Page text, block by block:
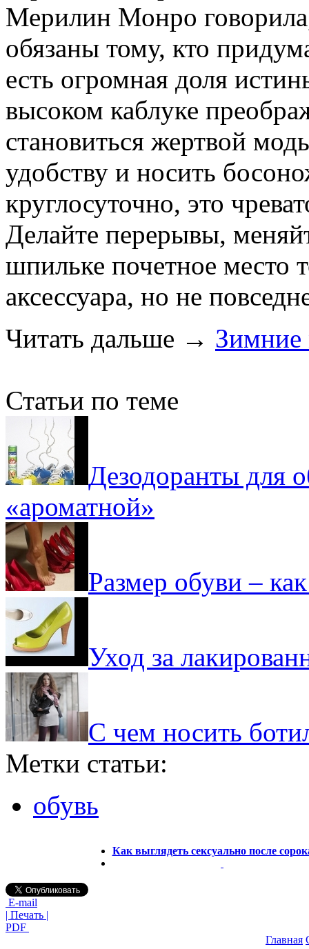
Мерилин Монро
обязаны тому, кто
есть огромная доля
высоком каблуке
становиться жертвой
удобству и носить
круглосуточно, это
Делайте перерывы,
шпильке почетное место
аксессуара, но не
Читать дальше → Зимние
Статьи по теме
Дезодоранты для
«ароматной»
Размер обуви –
Уход за
С чем носить
Метки статьи:
обувь
Как выглядеть сексуально после
E-mail
| Печать |
PDF
Главная